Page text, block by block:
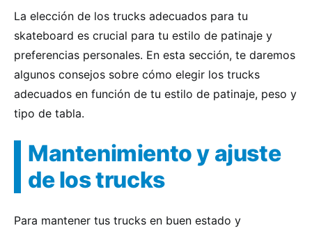
La elección de los trucks adecuados para tu
skateboard es crucial para tu estilo de patinaje y
preferencias personales. En esta sección, te daremos
algunos consejos sobre cómo elegir los trucks
adecuados en función de tu estilo de patinaje, peso y
tipo de tabla.
Mantenimiento y ajuste
de los trucks
Para mantener tus trucks en buen estado y